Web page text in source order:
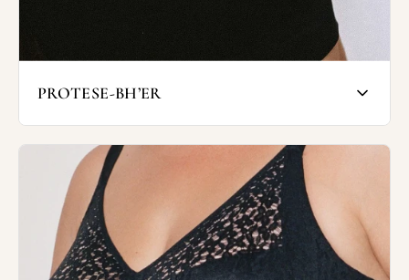
Du finder også Chantelle's ammebh, som er
lavet i en innovativ og super komfortabelt
spacer materiale, der sikrer høj komfort.
PROTESE-BH’ER
protese eller til brug efter operation.
Protesebh'erne har indbygget lomme til
protese.
Hos Wunderwear finder du protese bh'er fra
Chantelle og Amoena, som har en høj
komfort medskåle af memory foam, for at